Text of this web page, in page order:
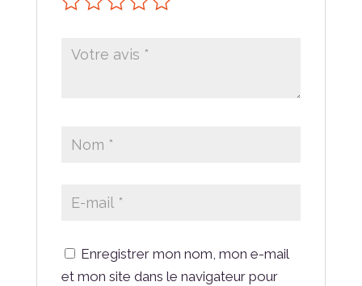
Enregistrer mon nom, mon e-mail
et mon site dans le navigateur pour